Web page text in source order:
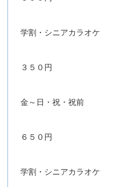
学割・シニアカラオケ
３５０円
金～日・祝・祝前
６５０円
学割・シニアカラオケ